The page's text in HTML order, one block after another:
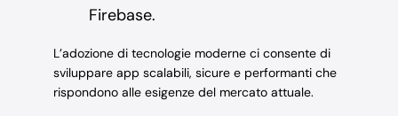
Firebase.
L’adozione di tecnologie moderne ci consente di
sviluppare app scalabili, sicure e performanti che
rispondono alle esigenze del mercato attuale.